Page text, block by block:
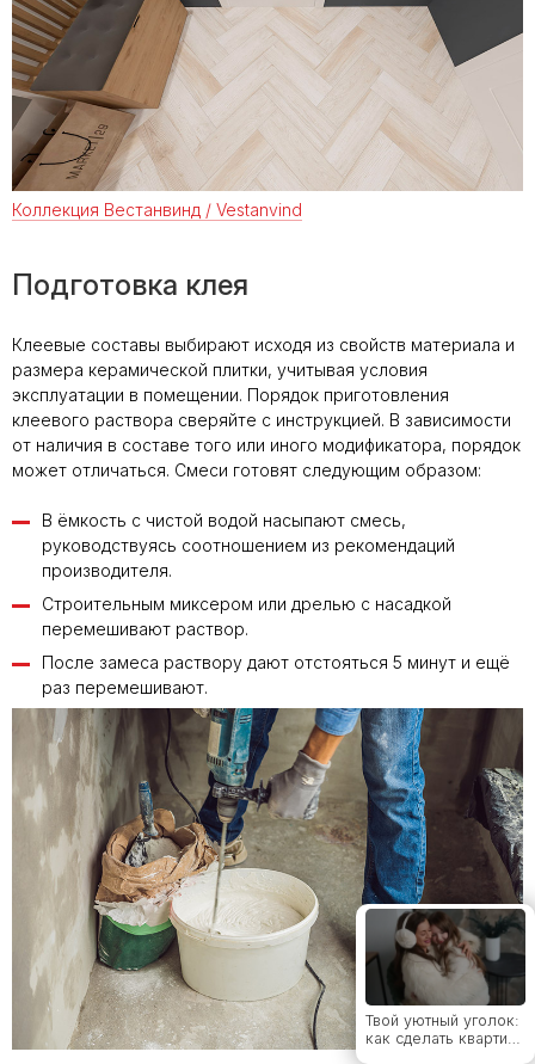
Коллекция Вестанвинд / Vestanvind
Подготовка клея
Клеевые составы выбирают исходя из свойств материала и
размера керамической плитки, учитывая условия
эксплуатации в помещении. Порядок приготовления
клеевого раствора сверяйте с инструкцией. В зависимости
от наличия в составе того или иного модификатора, порядок
может отличаться. Смеси готовят следующим образом:
В ёмкость с чистой водой насыпают смесь,
руководствуясь соотношением из рекомендаций
производителя.
Строительным миксером или дрелью с насадкой
перемешивают раствор.
После замеса раствору дают отстояться 5 минут и ещё
раз перемешивают.
Твой уютный уголок:
как сделать квартиру
местом силы с
коллекциями LB
Ceramics
Как определиться с
форматом плитки
Какой клей для
рейтинг брендов и
От классики до
лофта: какие стили
дружат с
широкоформатным
керамогранитом
Толщина
керамогранита:
полный гид по
выбору для разных
задач
Твой уютный уголок:
как сделать квартиру